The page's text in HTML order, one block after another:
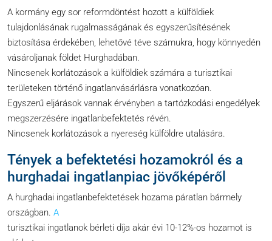
A kormány egy sor reformdöntést hozott a külföldiek
tulajdonlásának rugalmasságának és egyszerűsítésének
biztosítása érdekében, lehetővé téve számukra, hogy könnyedén
vásároljanak földet Hurghadában.
Nincsenek korlátozások a külföldiek számára a turisztikai
területeken történő ingatlanvásárlásra vonatkozóan.
Egyszerű eljárások vannak érvényben a tartózkodási engedélyek
megszerzésére ingatlanbefektetés révén.
Nincsenek korlátozások a nyereség külföldre utalására.
Tények a befektetési hozamokról és a
hurghadai ingatlanpiac jövőképéről
A hurghadai ingatlanbefektetések hozama páratlan bármely
országban. A
turisztikai ingatlanok bérleti díja akár évi 10-12%-os hozamot is